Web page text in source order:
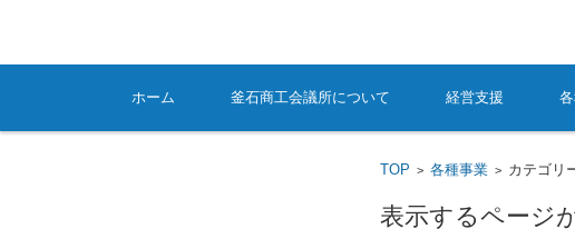
コンテンツに移動
ホーム
釜石商工会議所について 経営支援
TOP > 各種事業> カテゴリ
表示するページ